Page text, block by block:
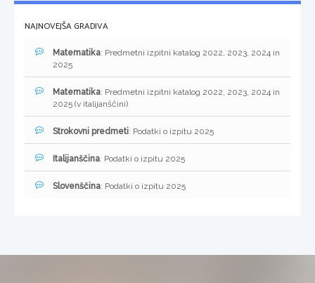
NAJNOVEJŠA GRADIVA
Matematika: Predmetni izpitni katalog 2022, 2023, 2024 in
2025
Matematika: Predmetni izpitni katalog 2022, 2023, 2024 in
2025 (v italijanščini)
Strokovni predmeti: Podatki o izpitu 2025
Italijanščina: Podatki o izpitu 2025
Slovenščina: Podatki o izpitu 2025